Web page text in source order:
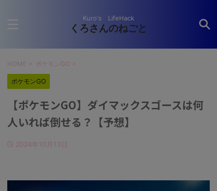
Kuro's LifeHack
くろさんのねごと
HOME > ポケモンGO >
ポケモンGO
【ポケモンGO】ダイマックスゴースは何
人いれば倒せる？【予想】
2024年10月13日